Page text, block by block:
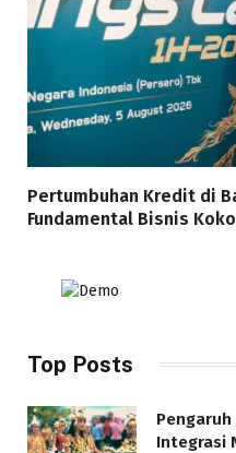
Pertumbuhan Kredit di
Fundamental Bisnis
Top Posts
Pengaruh
Integrasi